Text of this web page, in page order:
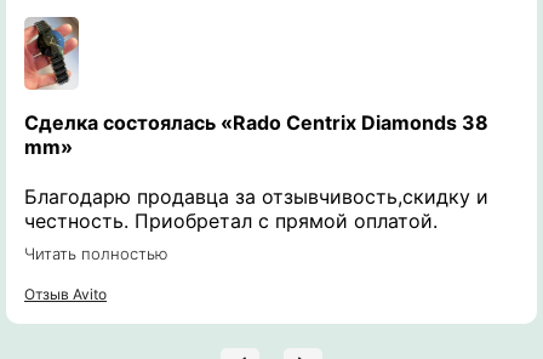
Сделка состоялась «Rado Centrix Diamonds 38
mm»
Благодарю продавца за отзывчивость,скидку и
честность. Приобретал с прямой оплатой.
Получил именно те часы о которых
интересовался и задавал вопросы. Рекомендую к
сотрудничеству!
Читать полностью
Отзыв Avito